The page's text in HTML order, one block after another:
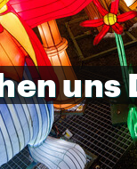
uns